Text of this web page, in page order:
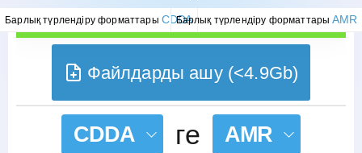
Барлық түрлендіру форматтары CDDAБарлық түрлендіру форматтарыAMR
Файлдарды ашу (<4.9Gb)
CDDA ге AMR